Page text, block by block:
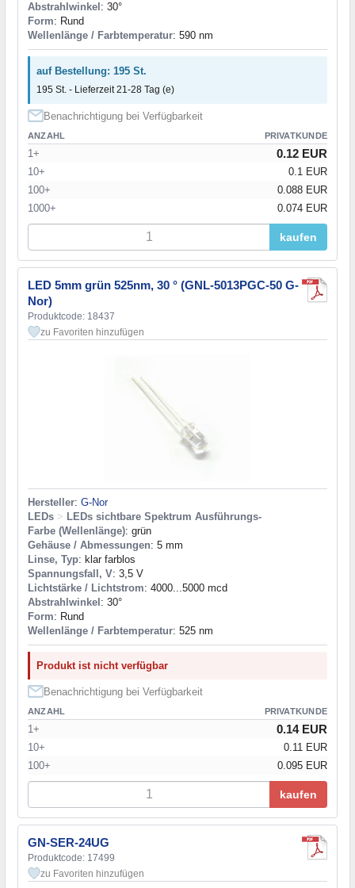
Abstrahlwinkel : 30°
Form: Rund
Wellenlänge / Farbtemperatur: 590 nm
auf Bestellung: 195 St.
195 St. - Lieferzeit 21-28 Tag (e)
Benachrichtigung bei Verfügbarkeit
ANZAHL PRIVATKUNDE
1+ 0.12 EUR
10+
0.1 EUR
100+
0.088 EUR
1000+
0.074 EUR
kaufen
LED 5mm grün 525nm, 30 ° (GNL-5013PGC-50 G-
Nor)
Produktcode: 18437
zu Favoriten hinzufügen
Hersteller: G-Nor
LEDs > LEDs sichtbare Spektrum Ausführungs-
Farbe (Wellenlänge): grün
Gehäuse / Abmessungen: 5 mm
Linse, Typ: klar farblos
Spannungsfall, V: 3,5 V
Lichtstärke / Lichtstrom: 4000...5000 mcd
Abstrahlwinkel : 30°
Form: Rund
Wellenlänge / Farbtemperatur: 525 nm
Produkt ist nicht verfügbar
Benachrichtigung bei Verfügbarkeit
ANZAHL PRIVATKUNDE
1+ 0.14 EUR
10+
0.11 EUR
100+
0.095 EUR
kaufen
GN-SER-24UG
Produktcode: 17499
zu Favoriten hinzufügen